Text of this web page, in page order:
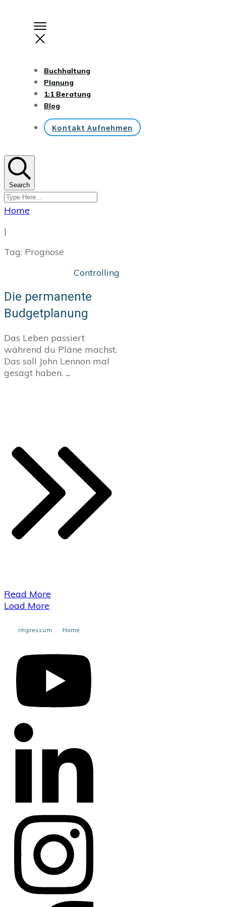
Buchhaltung
Planung
1:1 Beratung
Blog
Kontakt Aufnehmen
Search
Home
|
Tag: Prognose
Controlling
Die permanente
Budgetplanung
Das Leben passiert
während du Pläne machst.
Das soll John Lennon mal
gesagt haben. ...
​Read More
Load More
Impressum Home